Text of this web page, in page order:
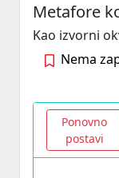
Metafore
Kao izvorni
Nema
Ponovno
postavi